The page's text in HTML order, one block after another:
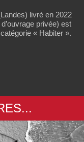
livré en 2022
privée) est
« Habiter ».